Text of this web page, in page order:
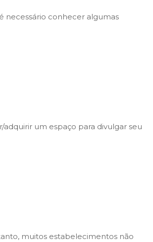
necessário conhecer algumas
um espaço para divulgar seu
muitos estabelecimentos não